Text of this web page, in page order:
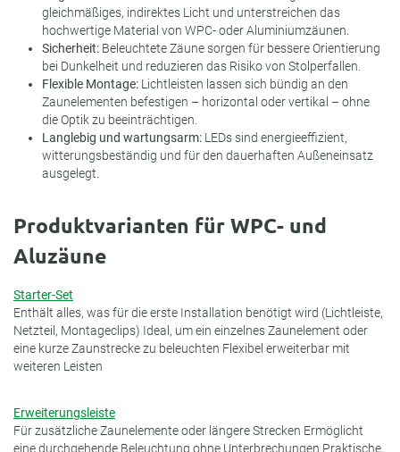
gleichmäßiges, indirektes Licht und unterstreichen das
hochwertige Material von WPC- oder Aluminiumzäunen.
Sicherheit: Beleuchtete Zäune sorgen für bessere Orientierung
bei Dunkelheit und reduzieren das Risiko von Stolperfallen.
Flexible Montage: Lichtleisten lassen sich bündig an den
Zaunelementen befestigen – horizontal oder vertikal – ohne
die Optik zu beeinträchtigen.
Langlebig und wartungsarm: LEDs sind energieeffizient,
witterungsbeständig und für den dauerhaften Außeneinsatz
ausgelegt.
Produktvarianten für WPC- und
Aluzäune
Starter-Set
Enthält alles, was für die erste Installation benötigt wird (Lichtleiste,
Netzteil, Montageclips) Ideal, um ein einzelnes Zaunelement oder
eine kurze Zaunstrecke zu beleuchten Flexibel erweiterbar mit
weiteren Leisten
Erweiterungsleiste
Für zusätzliche Zaunelemente oder längere Strecken Ermöglicht
eine durchgehende Beleuchtung ohne Unterbrechungen Praktische